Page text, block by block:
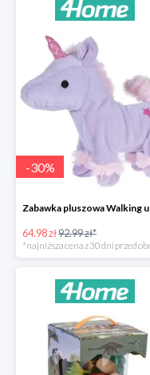
-30%
64.98 zł92.99 zł*